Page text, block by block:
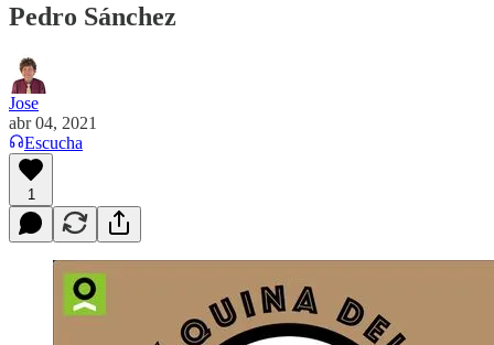
Pedro Sánchez
Jose
abr 04, 2021
Escucha
1